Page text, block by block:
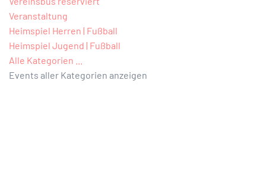
Veranstaltung
Heimspiel Herren | Fußball
Heimspiel Jugend | Fußball
Alle Kategorien ...
Events aller Kategorien anzeigen